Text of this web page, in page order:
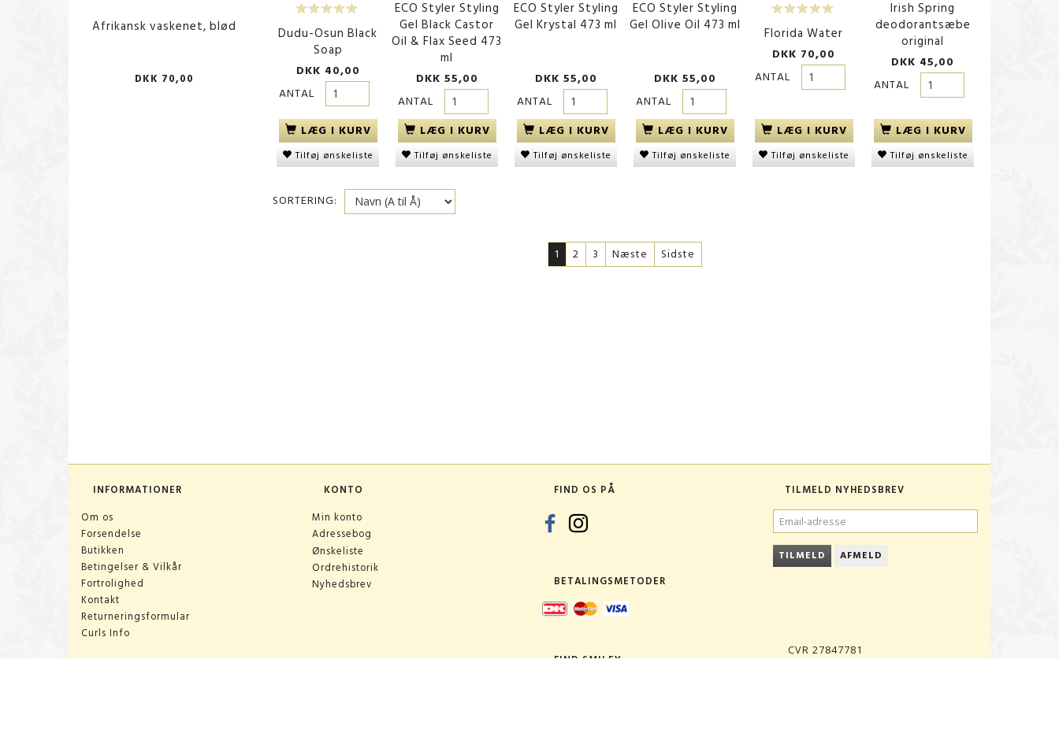
Afrikansk vaskenet, blød
DKK 70,00
Dudu-Osun Black Soap
DKK 40,00
Dream World Deluxe Durag,
sort
DKK 70,00
Afrikansk vaskenet, hård
DKK 70,00
Palmer's Cocoabutter
Creme 270g
DKK 110,00
Magno Classic Shower
Dudu-Osun Black
Soap
DKK 40,00
ANTAL
LÆG I KURV
Tilføj ønskeliste
ECO Styler Styling
Gel Black Castor
Oil & Flax Seed 473
ml
DKK 55,00
ANTAL
LÆG I KURV
Tilføj ønskeliste
ECO Styler Styling
Gel Krystal 473 ml
DKK 55,00
ANTAL
LÆG I KURV
Tilføj ønskeliste
ECO Styler Styling
Gel Olive Oil 473 ml
DKK 55,00
ANTAL
LÆG I KURV
Tilføj ønskeliste
Florida Water
DKK 70,00
ANTAL
LÆG I KURV
Tilføj ønskeliste
Irish Spring
deodorantsæbe
original
DKK 45,00
ANTAL
LÆG I KURV
Tilføj ønskeliste
SORTERING:
1 2 3 Næste Sidste
INFORMATIONER
Om os
Forsendelse
Butikken
Betingelser & Vilkår
Fortrolighed
Kontakt
Returneringsformular
Curls Info
KONTO
Min konto
Adressebog
Ønskeliste
Ordrehistorik
Nyhedsbrev
FIND OS PÅ
BETALINGSMETODER
FIND SMILEY
TILMELD NYHEDSBREV
EMAIL-
ADRESSE
TILMELD AFMELD
CVR 27847781